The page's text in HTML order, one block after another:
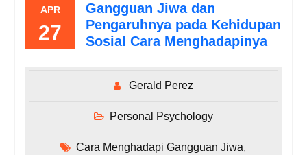
APR
27
Gangguan Jiwa dan
Pengaruhnya pada Kehidupan
Sosial Cara Menghadapinya
Gerald Perez
Personal Psychology
Cara Menghadapi Gangguan Jiwa,